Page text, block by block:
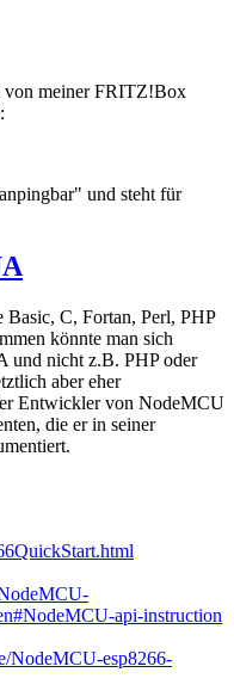
von meiner FRITZ!Box
und steht für
C, Fortan, Perl, PHP
könnte man sich
und nicht z.B. PHP oder
aber eher
Entwickler von NodeMCU
die er in seiner
api-instruction
NodeMCU-esp8266-